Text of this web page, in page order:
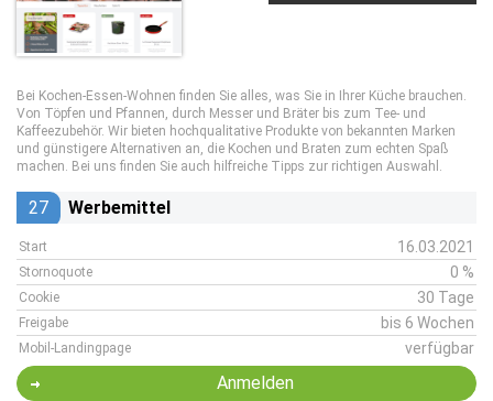
Bei Kochen-Essen-Wohnen finden Sie alles, was Sie in Ihrer Küche brauchen.
Von Töpfen und Pfannen, durch Messer und Bräter bis zum Tee- und
Kaffeezubehör. Wir bieten hochqualitative Produkte von bekannten Marken
und günstigere Alternativen an, die Kochen und Braten zum echten Spaß
machen. Bei uns finden Sie auch hilfreiche Tipps zur richtigen Auswahl.
27 Werbemittel
Start 16.03.2021
Stornoquote 0 %
Cookie 30 Tage
Freigabe bis 6 Wochen
Mobil-Landingpage verfügbar
Anmelden